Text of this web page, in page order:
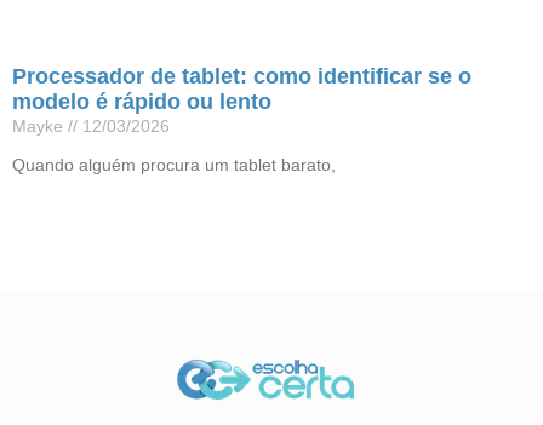
Processador de tablet: como identificar se o
modelo é rápido ou lento
Mayke
12/03/2026
Quando alguém procura um tablet barato,